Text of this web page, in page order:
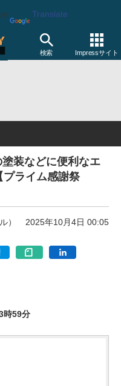
Translate
検索 Impressサイト
装などに便利なエ
プライム感謝祭
） 2025年10月4日 00:05
時59分